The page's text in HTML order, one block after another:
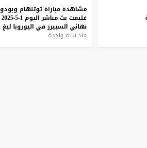
مشاهدة مباراة توتنهام وبودو
غليمت بث مباشر اليوم 1-5-2025
نهائي السبيرز في اليوروبا ليغ
منذ سنة واحدة